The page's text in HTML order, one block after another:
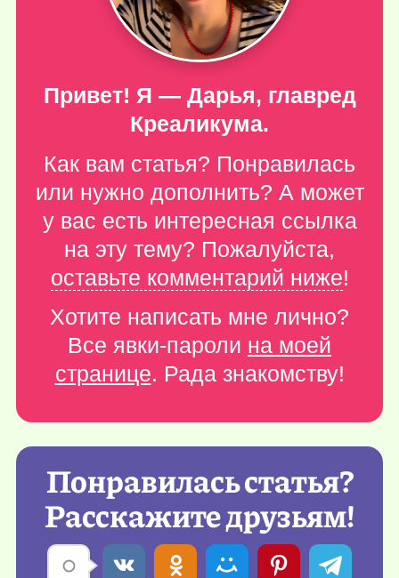
Привет! Я — Дарья, главред
Креаликума.
Как вам статья? Понравилась
или нужно дополнить? А может
у вас есть интересная ссылка
на эту тему? Пожалуйста,
оставьте комментарий ниже!
Хотите написать мне лично?
Все явки-пароли на моей
странице. Рада знакомству!
Понравилась статья?
Расскажите друзьям!